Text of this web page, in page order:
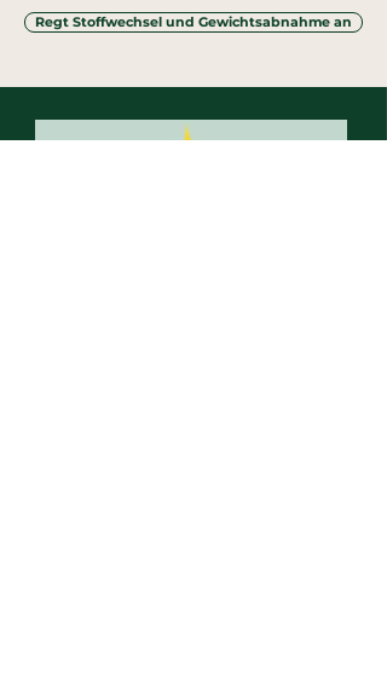
Regt Stoffwechsel und Gewichtsabnahme an